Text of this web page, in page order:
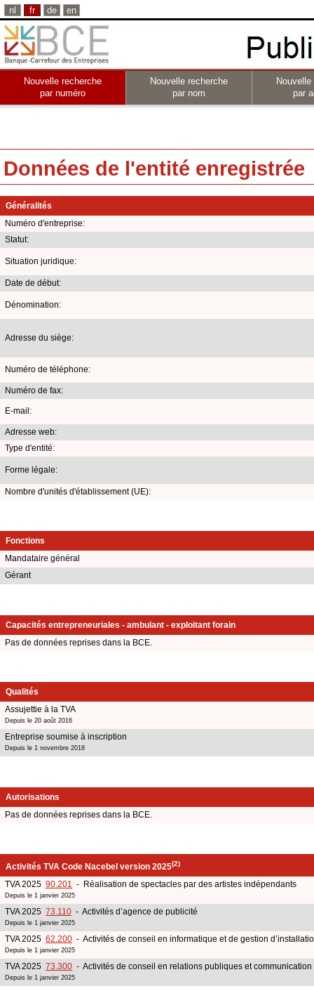
nl fr de en
Nouvelle recherche
par numéro
Nouvelle recherche
par nom
par
Données de l'entité enregistrée
Généralités
Numéro d'entreprise:
Statut:
Situation juridique:
Date de début:
Dénomination:
Adresse du siège:
Numéro de téléphone:
Numéro de fax:
E-mail:
Adresse web:
Type d'entité:
Forme légale:
Nombre d'unités d'établissement (UE):
Fonctions
Mandataire général
Gérant
Capacités entrepreneuriales - ambulant - exploitant forain
Pas de données reprises dans la BCE.
Qualités
Assujettie à la TVA
Depuis le 20 août 2016
Entreprise soumise à inscription
Depuis le 1 novembre 2018
Autorisations
Pas de données reprises dans la BCE.
Activités TVA Code Nacebel version 2025(2)
TVA 2025 90.201 - Réalisation de spectacles par des artistes indépendants
Depuis le 1 janvier 2025
TVA 2025 73.110 - Activités d’agence de publicité
Depuis le 1 janvier 2025
TVA 2025 62.200 - Activités de conseil en informatique et de gestion
Depuis le 1 janvier 2025
TVA 2025 73.300 - Activités de conseil en relations publiques et communication
Depuis le 1 janvier 2025